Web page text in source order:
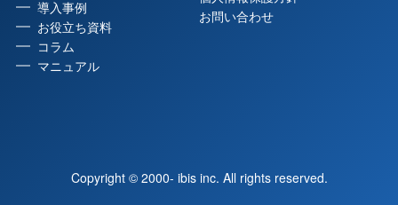
導入事例
お役立ち資料
コラム
マニュアル
お問い合わせ
Copyright © 2000- ibis inc. All rights reserved.